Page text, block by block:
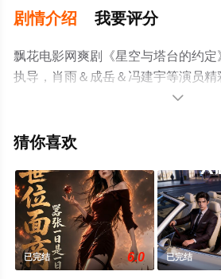
剧情介绍 我要评分
飘花电影网爽剧《星空与塔台的约
执导，肖雨＆成岳＆冯建宇等演员
视剧，大结局剧情已揭晓（已完结）
免费观看，更多剧情信息可移步至豆

猜你喜欢
已完结 6.0 已完结